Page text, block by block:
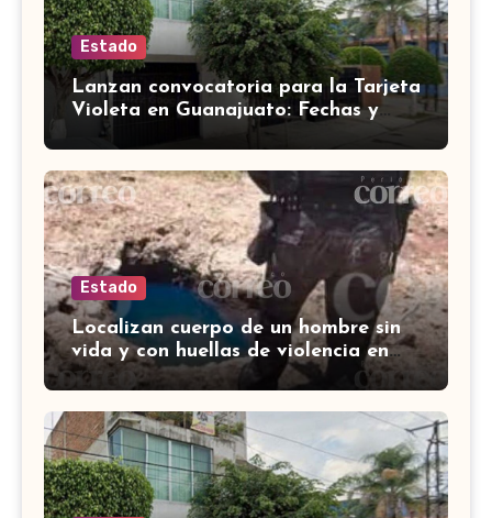
Estado
Lanzan convocatoria para la Tarjeta
Violeta en Guanajuato: Fechas y
requisitos y etapas de registro
Estado
Localizan cuerpo de un hombre sin
vida y con huellas de violencia en
Tenería del Santuario, Celaya